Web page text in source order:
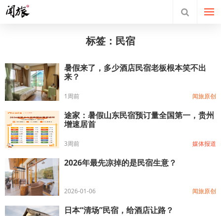
标签：民宿
暑假来了，多少酒店民宿老板根本笑不出
来？
1周前 闻旅原创
途家：暑假山东民宿预订量全国第一，贵州
增速居首
3周前 媒体报道
2026年最先凉掉的是民宿生意？
2026-01-06 闻旅原创
日本“清场”民宿，给酒店让路？